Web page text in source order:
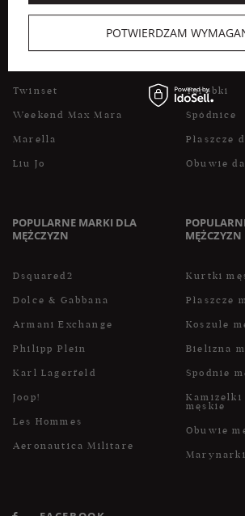
Elisabetta Franchi
Twinset
Weekend Max Mara
Marella
Liu Jo
Płaszcze
Torebki
Spódnice
Płaszcze
Obuwie
POPULARNE MARKI DLA
MĘŻCZYZN
Dsquared2
Dolce & Gabbana
Armani Exchange
Philipp Plein
Karl Lagerfeld
Joop!
Les Hommes
Aeronautica Militare
MĘŻCZYZN
Kurtki
Płaszcze
Koszule
Bielizna
Spodnie
męskie
Obuwie
POTWIERDZAM